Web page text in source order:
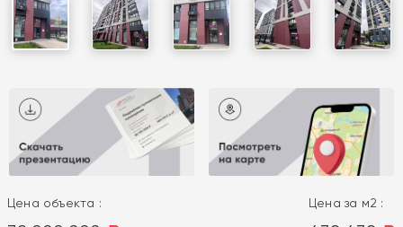
Цена объекта : Цена за м2 :